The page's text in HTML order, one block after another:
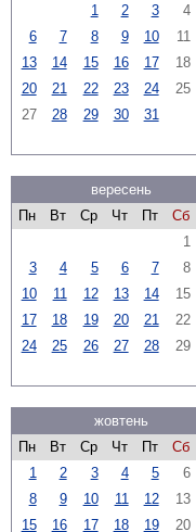
1
2 3 4
6
7 8 9 10 11
13
14 15 16 17 18
20
21 22 23 24 25
27
28 29 30 31
вересень
Пн
Вт Ср Чт Пт Сб
1
3
4 5 6 7 8
10
11 12 13 14 15
17
18 19 20 21 22
24
25 26 27 28 29
жовтень
Пн
Вт Ср Чт Пт Сб
1
2 3 4 5 6
8
9 10 11 12 13
15
16 17 18 19 20